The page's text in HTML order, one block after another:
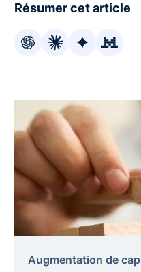
Résumer cet article
Augmentation de